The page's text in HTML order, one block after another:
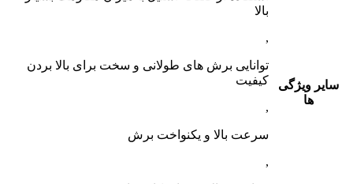
سایر ویژگی
ها
بالا
,
توانایی برش های طولانی و سخت برای بالا بردن
کیفیت
,
سرعت بالا و یکنواخت برش
,